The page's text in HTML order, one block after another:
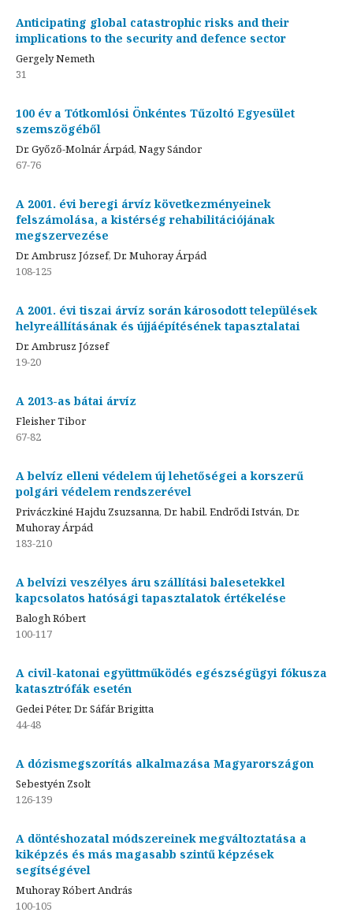
Anticipating global catastrophic risks and their
implications to the security and defence sector
Gergely Nemeth
31
100 év a Tótkomlósi Önkéntes Tűzoltó Egyesület
szemszögéből
Dr. Győző-Molnár Árpád, Nagy Sándor
67-76
A 2001. évi beregi árvíz következményeinek
felszámolása, a kistérség rehabilitációjának
megszervezése
Dr. Ambrusz József, Dr. Muhoray Árpád
108-125
A 2001. évi tiszai árvíz során károsodott települések
helyreállításának és újjáépítésének tapasztalatai
Dr. Ambrusz József
19-20
A 2013-as bátai árvíz
Fleisher Tibor
67-82
A belvíz elleni védelem új lehetőségei a korszerű
polgári védelem rendszerével
Priváczkiné Hajdu Zsuzsanna, Dr. habil. Endrődi István, Dr.
Muhoray Árpád
183-210
A belvízi veszélyes áru szállítási balesetekkel
kapcsolatos hatósági tapasztalatok értékelése
Balogh Róbert
100-117
A civil-katonai együttműködés egészségügyi fókusza
katasztrófák esetén
Gedei Péter, Dr. Sáfár Brigitta
44-48
A dózismegszorítás alkalmazása Magyarországon
Sebestyén Zsolt
126-139
A döntéshozatal módszereinek megváltoztatása a
kiképzés és más magasabb szintű képzések
segítségével
Muhoray Róbert András
100-105